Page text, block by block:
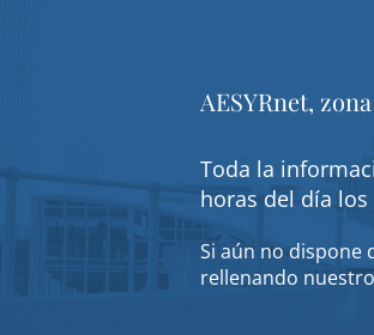
AESYRnet,
Toda la
horas del día
Si aún no dispone
rellenando